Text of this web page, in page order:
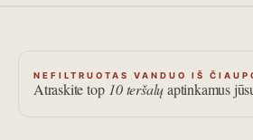
NEFILTRUOTAS VANDUO IŠ
Atraskite top 10 teršalųaptinkamus